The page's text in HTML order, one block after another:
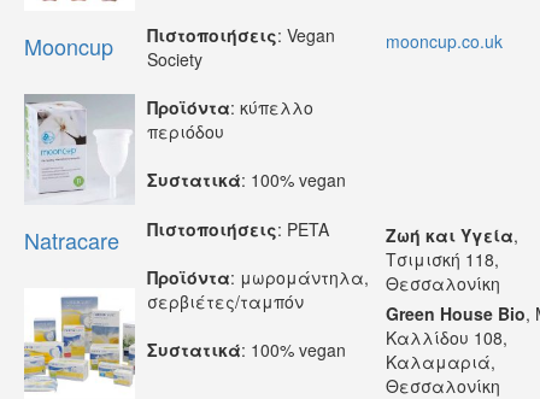
Mooncup Πιστοποιήσεις: Vegan
Society
Προϊόντα: κύπελλο
περιόδου
Συστατικά: 100% vegan
mooncup.co.uk
Natracare Πιστοποιήσεις: PETA
Προϊόντα: μωρομάντηλα,
σερβιέτες/ταμπόν
Συστατικά: 100% vegan
Ζωή και Υγεία,
Τσιμισκή 118,
Θεσσαλονίκη
Green House Bio,
Καλλίδου 108,
Καλαμαριά,
Θεσσαλονίκη